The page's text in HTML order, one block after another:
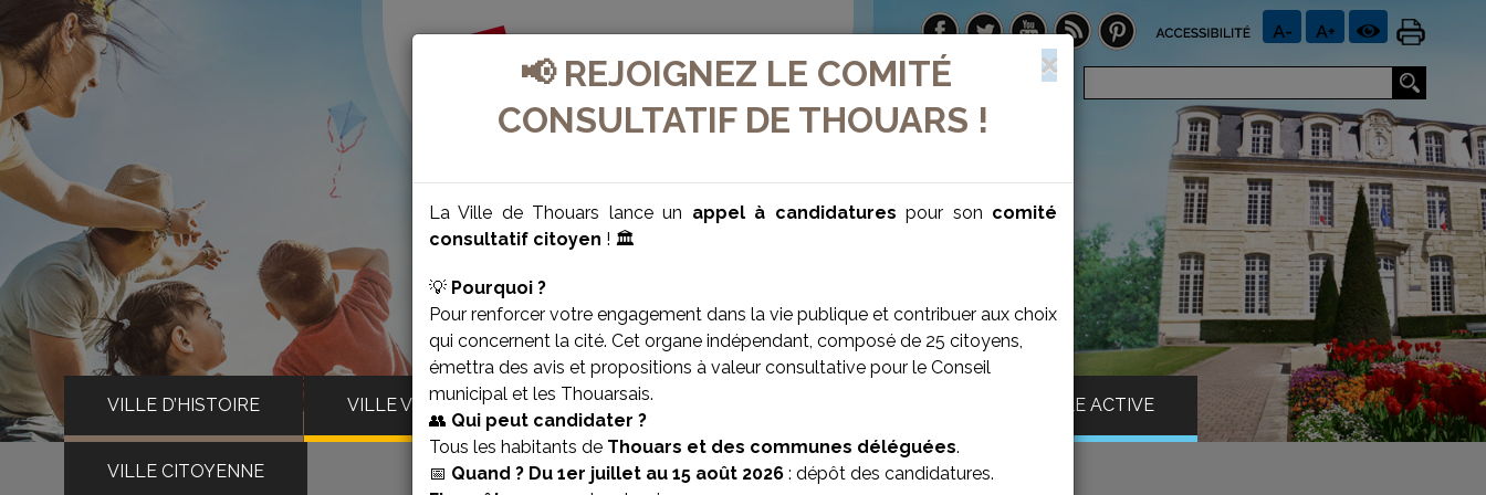
📢 REJOIGNEZ LE COMITÉ
CONSULTATIF DE THOUARS !
La Ville de Thouars lance un appel à candidatures pour son comité
consultatif citoyen ! 🏛️
💡 Pourquoi ?
Pour renforcer votre engagement dans la vie publique et contribuer aux choix
qui concernent la cité. Cet organe indépendant, composé de 25 citoyens,
émettra des avis et propositions à valeur consultative pour le Conseil
municipal et les Thouarsais.
👥 Qui peut candidater ?
Tous les habitants de Thouars et des communes déléguées.
📅 Quand ? Du 1er juillet au 15 août 2026 : dépôt des candidatures.
VILLE D’HISTOIRE VILLE VIVANTE VILLE BIEN-ÊTRE VILLE ACTIVE
VILLE CITOYENNE